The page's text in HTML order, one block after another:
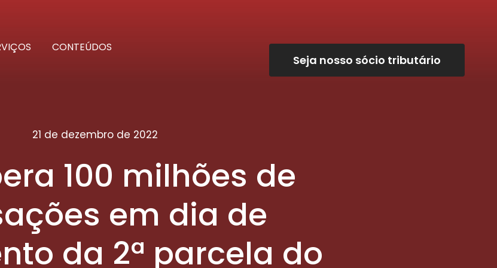
CONTEÚDOS
Seja nosso sócio tributário
21 de dezembro de 2022
100 milhões de
em dia de
da 2ª parcela do